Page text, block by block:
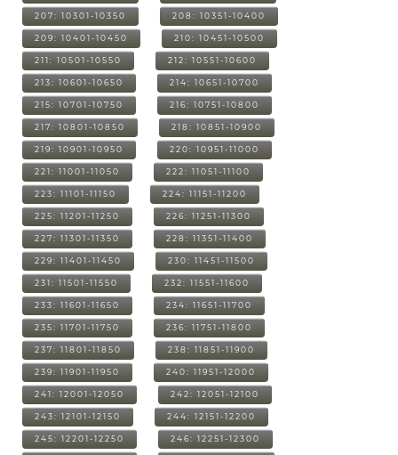
207: 10301-10350 208: 10351-10400
209: 10401-10450 210: 10451-10500
211: 10501-10550 212: 10551-10600
213: 10601-10650 214: 10651-10700
215: 10701-10750 216: 10751-10800
217: 10801-10850 218: 10851-10900
219: 10901-10950 220: 10951-11000
221: 11001-11050 222: 11051-11100
223: 11101-11150 224: 11151-11200
225: 11201-11250 226: 11251-11300
227: 11301-11350 228: 11351-11400
229: 11401-11450 230: 11451-11500
231: 11501-11550 232: 11551-11600
233: 11601-11650 234: 11651-11700
235: 11701-11750 236: 11751-11800
237: 11801-11850 238: 11851-11900
239: 11901-11950 240: 11951-12000
241: 12001-12050 242: 12051-12100
243: 12101-12150 244: 12151-12200
245: 12201-12250 246: 12251-12300